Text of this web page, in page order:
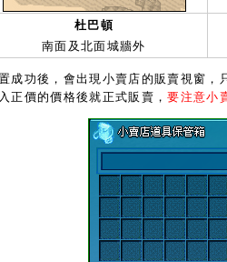
杜巴頓
南面及北面城牆外
功後，會出現小賣店的販賣視窗，
正價的價格後就正式販賣，要注意小